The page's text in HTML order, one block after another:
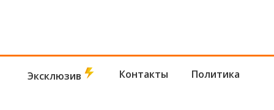
Эксклюзив Контакты Политика